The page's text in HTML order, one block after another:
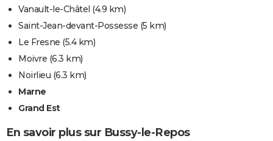
Vanault-le-Châtel (4.9 km)
Saint-Jean-devant-Possesse (5 km)
Le Fresne (5.4 km)
Moivre (6.3 km)
Noirlieu (6.3 km)
Marne
Grand Est
En savoir plus sur Bussy-le-Repos